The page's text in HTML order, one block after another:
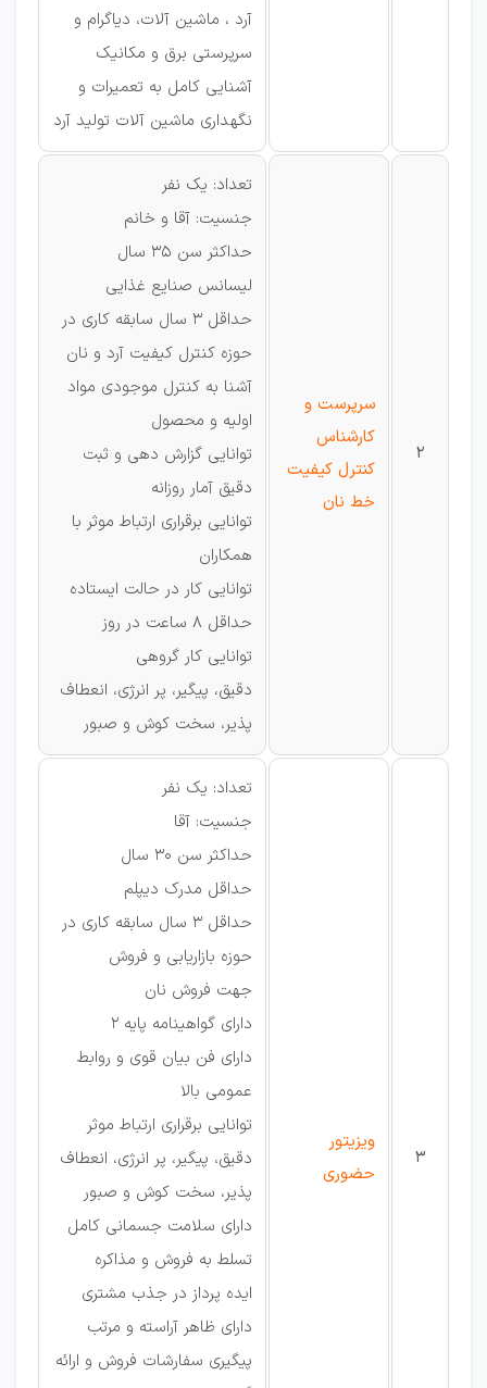
آرد ، ماشین آلات، دیاگرام و
سرپرستی برق و مکانیک
آشنایی کامل به تعمیرات و
نگهداری ماشین آلات تولید آرد
2
سرپرست و
کارشناس
کنترل کیفیت
خط نان
تعداد: یک نفر
جنسیت: آقا و خانم
حداکثر سن 35 سال
لیسانس صنایع غذایی
حداقل 3 سال سابقه کاری در
حوزه کنترل کیفیت آرد و نان
آشنا به کنترل موجودی مواد
اولیه و محصول
توانایی گزارش دهی و ثبت
دقیق آمار روزانه
توانایی برقراری ارتباط موثر با
همکاران
توانایی کار در حالت ایستاده
حداقل 8 ساعت در روز
توانایی کار گروهی
دقیق، پیگیر، پر انرژی، انعطاف
پذیر، سخت کوش و صبور
3
ویزیتور
حضوری
تعداد: یک نفر
جنسیت: آقا
حداکثر سن 30 سال
حداقل مدرک دیپلم
حداقل 3 سال سابقه کاری در
حوزه بازاریابی و فروش
جهت فروش نان
دارای گواهینامه پایه 2
دارای فن بیان قوی و روابط
عمومی بالا
توانایی برقراری ارتباط موثر
دقیق، پیگیر، پر انرژی، انعطاف
پذیر، سخت کوش و صبور
دارای سلامت جسمانی کامل
تسلط به فروش و مذاکره
ایده پرداز در جذب مشتری
دارای ظاهر آراسته و مرتب
پیگیری سفارشات فروش و ارائه